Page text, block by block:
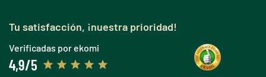
Tu satisfacción, ¡nuestra prioridad!
Verificadas por ekomi
4,9/5